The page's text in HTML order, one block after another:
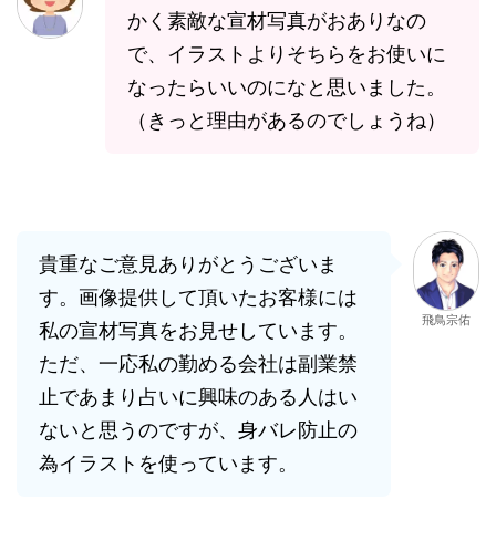
かく素敵な宣材写真がおありなの
で、イラストよりそちらをお使いに
なったらいいのになと思いました。
（きっと理由があるのでしょうね）
貴重なご意見ありがとうございま
す。画像提供して頂いたお客様には
私の宣材写真をお見せしています。
ただ、一応私の勤める会社は副業禁
止であまり占いに興味のある人はい
ないと思うのですが、身バレ防止の
為イラストを使っています。
飛鳥宗佑